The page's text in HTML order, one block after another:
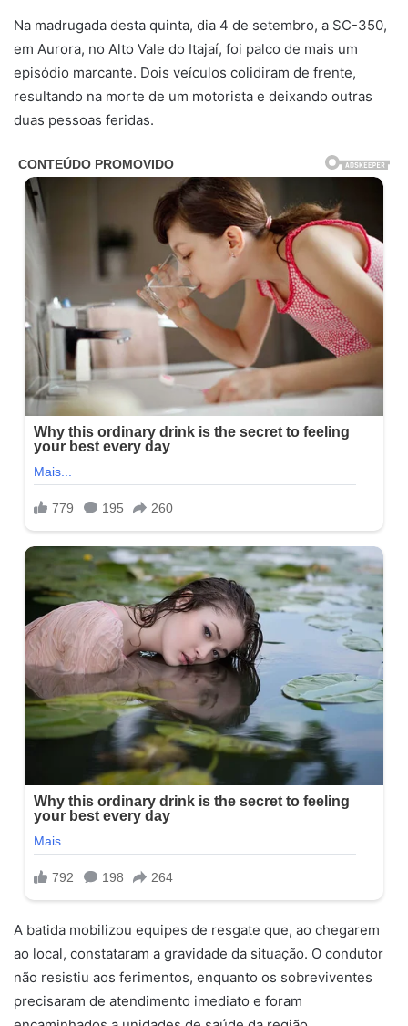
Na madrugada desta quinta, dia 4 de setembro, a SC-350,
em Aurora, no Alto Vale do Itajaí, foi palco de mais um
episódio marcante. Dois veículos colidiram de frente,
resultando na morte de um motorista e deixando outras
duas pessoas feridas.
A batida mobilizou equipes de resgate que, ao chegarem
ao local, constataram a gravidade da situação. O condutor
não resistiu aos ferimentos, enquanto os sobreviventes
precisaram de atendimento imediato e foram